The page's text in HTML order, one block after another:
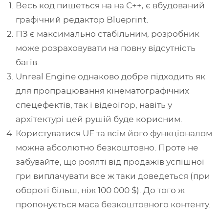
Весь код пишеться на на С++, є вбудований
графічний редактор Blueprint.
ПЗ є максимально стабільним, розробник
може розраховувати на повну відсутність
багів.
Unreal Engine однаково добре підходить як
для пропрацювання кінематографічних
спецефектів, так і відеоігор, навіть у
архітектурі цей рушій буде корисним.
Користуватися UE та всім його функціоналом
можна абсолютно безкоштовно. Проте не
забувайте, що роялті від продажів успішної
гри виплачувати все ж таки доведеться (при
обороті більш, ніж 100 000 $). До того ж
пропонується маса безкоштовного контенту.